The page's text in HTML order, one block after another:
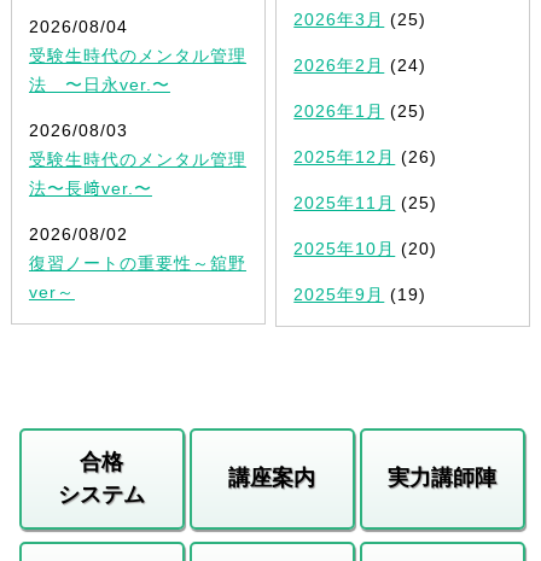
2026/08/04
受験生時代のメンタル管理
法 〜日永ver.〜
2026/08/03
受験生時代のメンタル管理
法〜長﨑ver.〜
2026/08/02
復習ノートの重要性～舘野
ver～
2026年3月 (25)
2026年2月 (24)
2026年1月 (25)
2025年12月 (26)
2025年11月 (25)
2025年10月 (20)
2025年9月 (19)
合格
システム
講座案内 実力講師陣